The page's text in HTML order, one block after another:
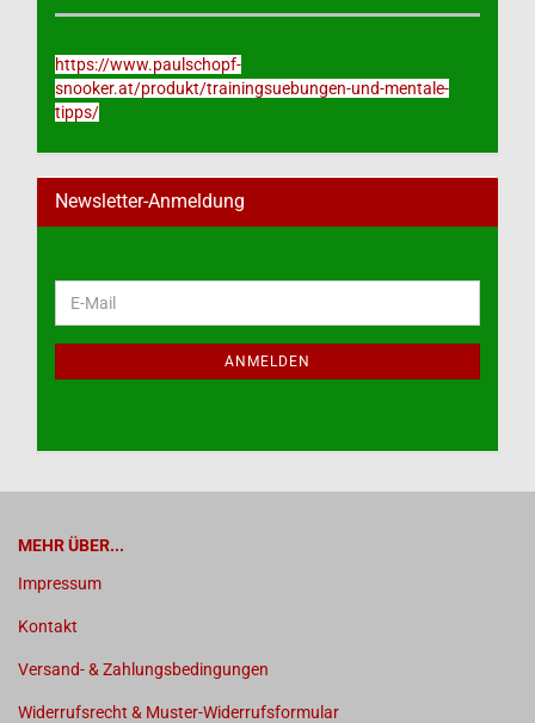
https://www.paulschopf-
snooker.at/produkt/trainingsuebungen-und-mentale-
tipps/
Newsletter-Anmeldung
ZUR
E-
Mail
ANMELDEN
MEHR ÜBER...
Impressum
Kontakt
Versand- & Zahlungsbedingungen
Widerrufsrecht & Muster-Widerrufsformular